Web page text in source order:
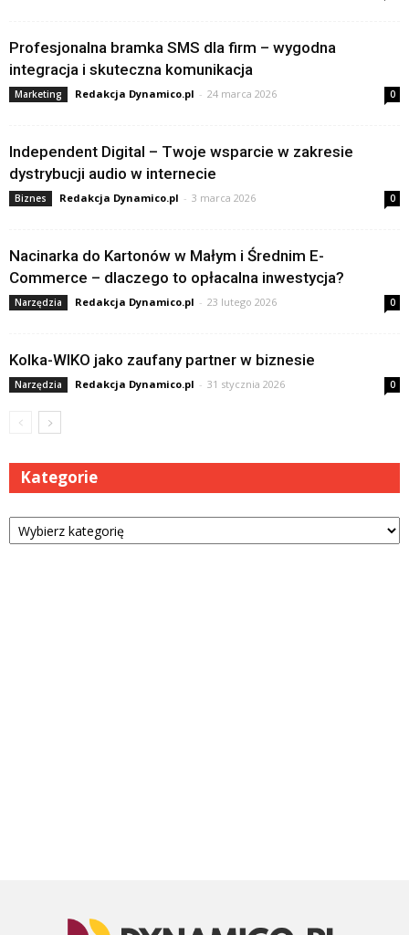
Profesjonalna bramka SMS dla firm – wygodna
integracja i skuteczna komunikacja
Marketing Redakcja Dynamico.pl - 24 marca 2026 0
Independent Digital – Twoje wsparcie w zakresie
dystrybucji audio w internecie
Biznes Redakcja Dynamico.pl - 3 marca 2026 0
Nacinarka do Kartonów w Małym i Średnim E-
Commerce – dlaczego to opłacalna inwestycja?
Narzędzia Redakcja Dynamico.pl - 23 lutego 2026 0
Kolka-WIKO jako zaufany partner w biznesie
Narzędzia Redakcja Dynamico.pl - 31 stycznia 2026 0
Kategorie
Kategorie